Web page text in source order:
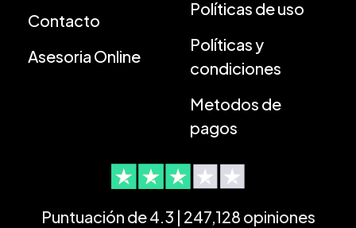
Contacto
Asesoria Online
Políticas de uso
Políticas y
condiciones
Metodos de
pagos
Puntuación de 4.3 | 247,128 opiniones